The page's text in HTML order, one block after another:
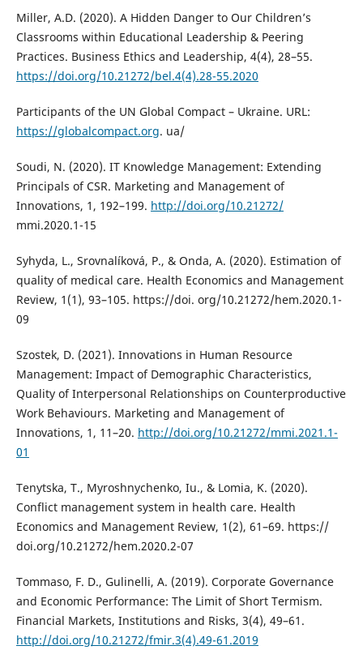
Miller, A.D. (2020). A Hidden Danger to Our Children’s
Classrooms within Educational Leadership & Peering
Practices. Business Ethics and Leadership, 4(4), 28–55.
https://doi.org/10.21272/bel.4(4).28-55.2020
Participants of the UN Global Compact – Ukraine. URL:
https://globalcompact.org. ua/
Soudi, N. (2020). IT Knowledge Management: Extending
Principals of CSR. Marketing and Management of
Innovations, 1, 192–199. http://doi.org/10.21272/
mmi.2020.1-15
Syhyda, L., Srovnalíková, P., & Onda, A. (2020). Estimation of
quality of medical care. Health Economics and Management
Review, 1(1), 93–105. https://doi. org/10.21272/hem.2020.1-
09
Szostek, D. (2021). Innovations in Human Resource
Management: Impact of Demographic Characteristics,
Quality of Interpersonal Relationships on Counterproductive
Work Behaviours. Marketing and Management of
Innovations, 1, 11–20. http://doi.org/10.21272/mmi.2021.1-
01
Tenytska, T., Myroshnychenko, Iu., & Lomia, K. (2020).
Conflict management system in health care. Health
Economics and Management Review, 1(2), 61–69. https://
doi.org/10.21272/hem.2020.2-07
Tommaso, F. D., Gulinelli, A. (2019). Corporate Governance
and Economic Performance: The Limit of Short Termism.
Financial Markets, Institutions and Risks, 3(4), 49–61.
http://doi.org/10.21272/fmir.3(4).49-61.2019